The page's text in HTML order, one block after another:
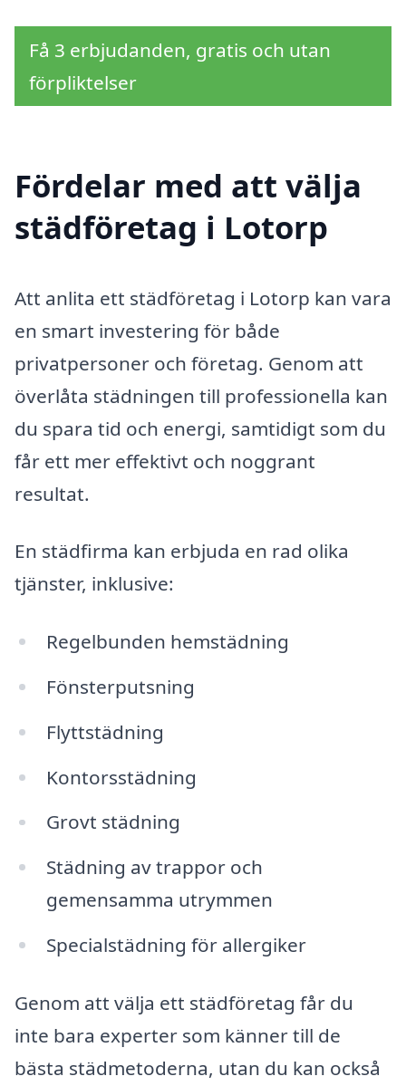
Få 3 erbjudanden, gratis och utan
förpliktelser
Fördelar med att välja
städföretag i Lotorp
Att anlita ett städföretag i Lotorp kan vara
en smart investering för både
privatpersoner och företag. Genom att
överlåta städningen till professionella kan
du spara tid och energi, samtidigt som du
får ett mer effektivt och noggrant
resultat.
En städfirma kan erbjuda en rad olika
tjänster, inklusive:
Regelbunden hemstädning
Fönsterputsning
Flyttstädning
Kontorsstädning
Grovt städning
Städning av trappor och
gemensamma utrymmen
Specialstädning för allergiker
Genom att välja ett städföretag får du
inte bara experter som känner till de
bästa städmetoderna, utan du kan också